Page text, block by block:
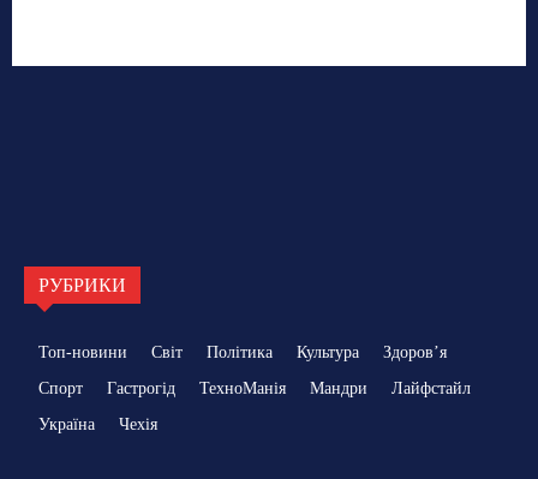
РУБРИКИ
Топ-новини Світ Політика Культура
Здоровʼя
Спорт
Гастрогід ТехноМанія Мандри
Лайфстайл
Україна
Чехія